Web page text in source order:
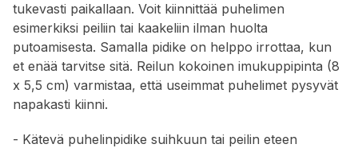
tukevasti paikallaan. Voit kiinnittää puhelimen
esimerkiksi peiliin tai kaakeliin ilman huolta
putoamisesta. Samalla pidike on helppo irrottaa, kun
et enää tarvitse sitä. Reilun kokoinen imukuppipinta (8
x 5,5 cm) varmistaa, että useimmat puhelimet pysyvät
napakasti kiinni.
- Kätevä puhelinpidike suihkuun tai peilin eteen